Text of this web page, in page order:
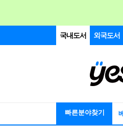
국내도서 외국도서
빠른분야찾기